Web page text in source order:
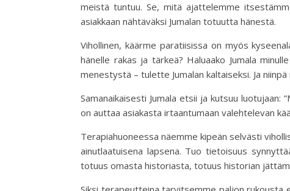
meistä tuntuu. Se, mitä ajattelemme
asiakkaan nähtäväksi Jumalan totuutta hänestä.
Vihollinen, käärme paratiisissa on myös
hänelle rakas ja tärkeä? Haluaako Jumala
menestystä – tulette Jumalan kaltaiseksi. Ja
Samanaikaisesti Jumala etsii ja kutsuu
on auttaa asiakasta irtaantumaan valehtelevan
Terapiahuoneessa näemme kipeän selvästi
ainutlaatuisena lapsena. Tuo tietoisuus
totuus omasta historiasta, totuus historian